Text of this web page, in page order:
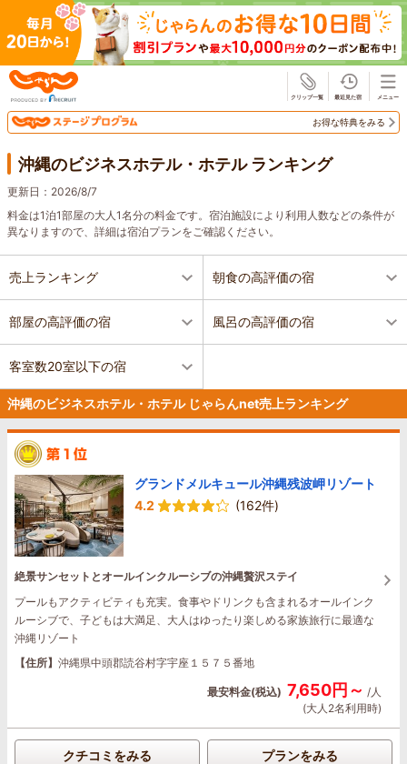
お得な特典をみる
沖縄のビジネスホテル・ホテル ランキング
更新日： 2026/8/7
料金は1泊1部屋の大人1名分の料金です。宿泊施設により利用人数などの条件が
異なりますので、詳細は宿泊プランをご確認ください。
売上ランキング 朝食の高評価の宿
部屋の高評価の宿 風呂の高評価の宿
客室数20室以下の宿
沖縄のビジネスホテル・ホテル じゃらんnet売上ランキング
グランドメルキュール沖縄残波岬リゾート
4.2
(162件)
絶景サンセットとオールインクルーシブの沖縄贅沢ステイ
プールもアクティビティも充実。食事やドリンクも含まれるオールインク
ルーシブで、子どもは大満足、大人はゆったり楽しめる家族旅行に最適な
沖縄リゾート
【住所】 沖縄県中頭郡読谷村字宇座１５７５番地
最安料金(税込) 7,650円～ /人
(大人2名利用時)
クチコミをみる プランをみる